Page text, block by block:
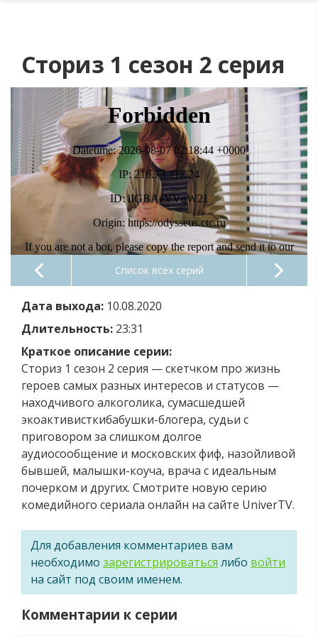
Сториз 1 сезон 2 серия
Список всех серий
Дата выхода: 10.08.2020
Длительность: 23:31
Краткое описание серии:
Сториз 1 сезон 2 серия — скетчком про жизнь
героев самых разных интересов и статусов —
находчивого алкоголика, сумасшедшей
экоактивисткибабушки-блогера, судьи с
приговором за слишком долгое
аудиосообщение и московских фиф, назойливой
бывшей, малышки-коуча, врача с идеальным
почерком и других. Смотрите новую серию
комедийного сериала онлайн на сайте UniverTV.
Для добавления комментариев вам
необходимо зарегистрироваться либо войти
на сайт под своим именем.
Комментарии к серии